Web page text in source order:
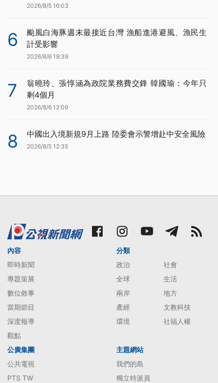
2026/8/5 16:03
6
颱風白海豚週末最接近台灣 漁船進港避風、漁民生
計受影響
2026/8/6 19:39
7
翁曉玲、張惇涵為政院業務費交鋒 韓國瑜：今年只
剩4個月
2026/8/6 12:09
8 中國出入境新規9月上路 陸委會示警增赴中安全風險
2026/8/5 12:35
內容
即時新聞
專題策展
數位敘事
當期節目
深度報導
觀點
分類
政治
社會
全球
生活
兩岸
地方
產經
文教科技
環境
社福人權
公廣集團
公共電視
PTS TW
主題網站
我們的島
獨立特派員